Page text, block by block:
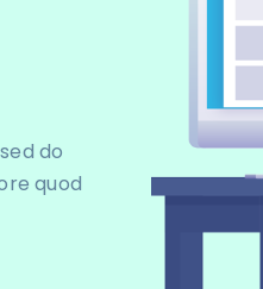
do
quod